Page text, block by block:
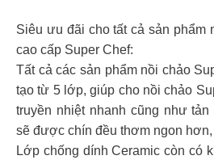
Siêu ưu đãi cho tất cả sản phẩm
cao cấp Super Chef:
Tất cả các sản phẩm nồi chảo
tạo từ 5 lớp, giúp cho nồi chảo
truyền nhiệt nhanh cũng như
sẽ được chín đều thơm ngon hơn,
Lớp chống dính Ceramic còn có